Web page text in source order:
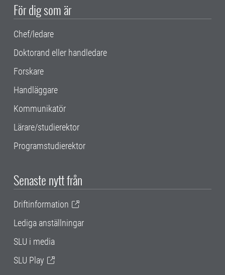
För dig som är
Chef/ledare
Doktorand eller handledare
Forskare
Handläggare
Kommunikatör
Lärare/studierektor
Programstudierektor
Senaste nytt från
Driftinformation
Lediga anställningar
SLU i media
SLU Play